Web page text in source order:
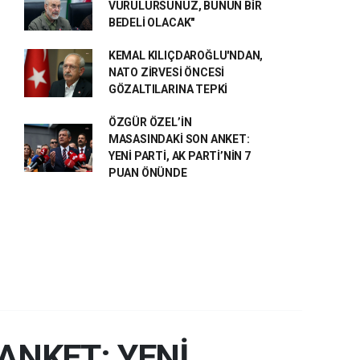
VURULURSUNUZ, BUNUN BİR
BEDELİ OLACAK"
KEMAL KILIÇDAROĞLU'NDAN,
NATO ZİRVESİ ÖNCESİ
GÖZALTILARINA TEPKİ
ÖZGÜR ÖZEL’İN
MASASINDAKİ SON ANKET:
YENİ PARTİ, AK PARTİ’NİN 7
PUAN ÖNÜNDE